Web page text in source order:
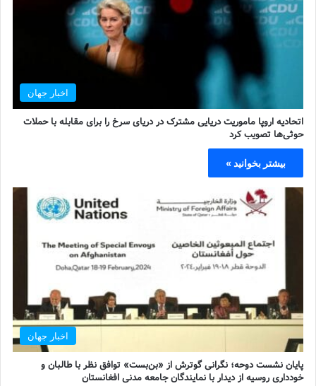
اخبار جهان
اتحادیه اروپا ماموریت دریایی مشترک در دریای سرخ را برای مقابله با حملات
حوثی‌ها تصویب کرد
بیشتر بخوانید »
اخبار جهان
پایان نشست دوحه؛ نگرانی گوترش از «بن‌بست» توافق نظر با طالبان و
خودداری روسیه از دیدار با نمایندگان جامعه مدنی افغانستان